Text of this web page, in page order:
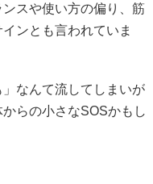
スや使い方の偏り、筋
ンとも言われていま
」なんて流してしまいが
らの小さなSOSかもし